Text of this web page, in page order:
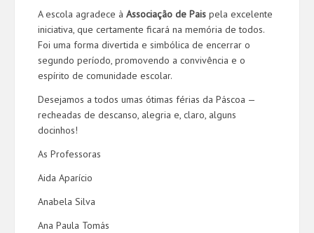
A escola agradece à Associação de Pais pela excelente
iniciativa, que certamente ficará na memória de todos.
Foi uma forma divertida e simbólica de encerrar o
segundo período, promovendo a convivência e o
espírito de comunidade escolar.
Desejamos a todos umas ótimas férias da Páscoa —
recheadas de descanso, alegria e, claro, alguns
docinhos!
As Professoras
Aida Aparício
Anabela Silva
Ana Paula Tomás